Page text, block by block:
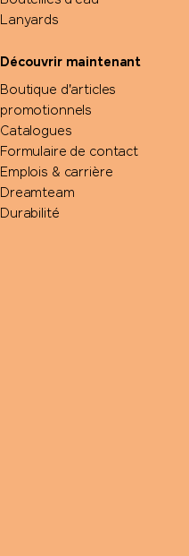
Lanyards
Découvrir maintenant
Boutique d'articles
promotionnels
Catalogues
Formulaire de contact
Emplois & carrière
Dreamteam
Durabilité